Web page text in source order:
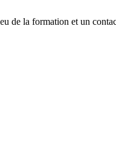
de la formation et un